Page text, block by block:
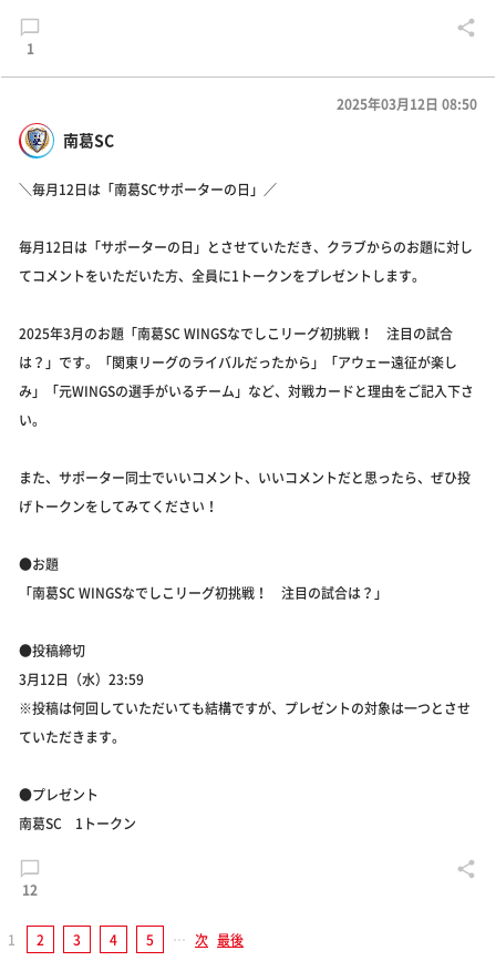
1
南葛SC
2025年03月12日 08:50
＼毎月12日は「南葛SCサポーターの日」／
毎月12日は「サポーターの日」とさせていただき、クラブからのお題に対し
てコメントをいただいた方、全員に1トークンをプレゼントします。
2025年3月のお題「南葛SC WINGSなでしこリーグ初挑戦！ 注目の試合
は？」です。「関東リーグのライバルだったから」「アウェー遠征が楽し
み」「元WINGSの選手がいるチーム」など、対戦カードと理由をご記入下さ
い。
また、サポーター同士でいいコメント、いいコメントだと思ったら、ぜひ投
げトークンをしてみてください！
●お題
「南葛SC WINGSなでしこリーグ初挑戦！ 注目の試合は？」
●投稿締切
3月12日（水）23:59
※投稿は何回していただいても結構ですが、プレゼントの対象は一つとさせ
ていただきます。
●プレゼント
南葛SC 1トークン
12
1 2 3 4 5 … 次 最後